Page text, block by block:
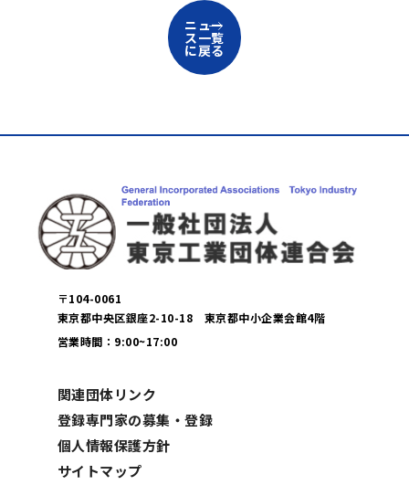
ニュー
ス一覧
に戻る
〒104-0061
東京都中央区銀座2-10-18 東京都中小企業会館4階
営業時間：9:00~17:00
関連団体リンク
登録専門家の募集・登録
個人情報保護方針
サイトマップ